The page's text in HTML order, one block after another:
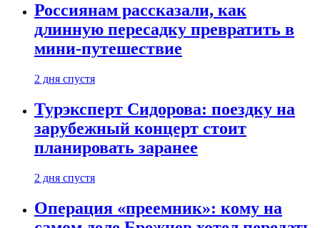
Россиянам рассказали, как
длинную пересадку превратить в
мини-путешествие
2 дня спустя
Турэксперт Сидорова: поездку на
зарубежный концерт стоит
планировать заранее
2 дня спустя
Операция «преемник»: кому на